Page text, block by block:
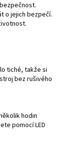
o jejich bezpečí.
tiché, takže si
bez rušivého
hodin
pomocí LED